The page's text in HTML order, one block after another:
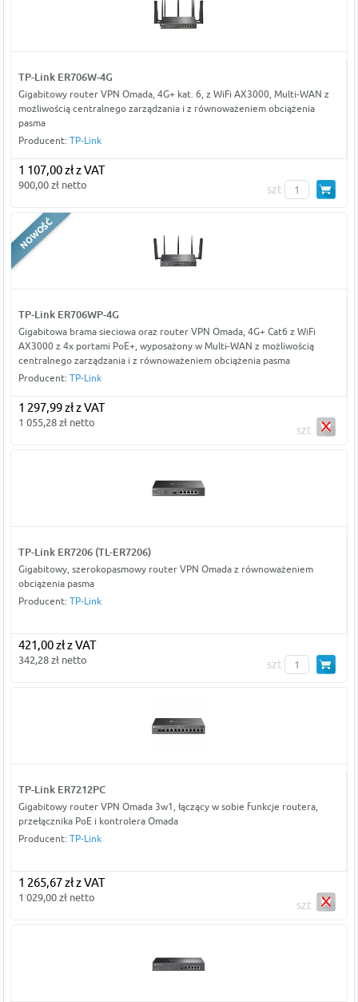
TP-Link ER706W-4G
Gigabitowy router VPN Omada, 4G+ kat. 6, z WiFi AX3000, Multi-WAN z
możliwością centralnego zarządzania i z równoważeniem obciążenia
pasma
Producent: TP-Link
1 107,00 zł z VAT
900,00 zł netto szt
TP-Link ER706WP-4G
Gigabitowa brama sieciowa oraz router VPN Omada, 4G+ Cat6 z WiFi
AX3000 z 4x portami PoE+, wyposażony w Multi-WAN z możliwością
centralnego zarządzania i z równoważeniem obciążenia pasma
Producent: TP-Link
1 297,99 zł z VAT
1 055,28 zł netto
szt
TP-Link ER7206 (TL-ER7206)
Gigabitowy, szerokopasmowy router VPN Omada z równoważeniem
obciążenia pasma
Producent: TP-Link
421,00 zł z VAT
342,28 zł netto szt
TP-Link ER7212PC
Gigabitowy router VPN Omada 3w1, łączący w sobie funkcje routera,
przełącznika PoE i kontrolera Omada
Producent: TP-Link
1 265,67 zł z VAT
1 029,00 zł netto
szt